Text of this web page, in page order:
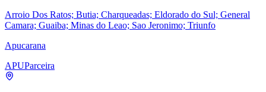
Arroio Dos Ratos; Butia; Charqueadas; Eldorado do Sul; General
Camara; Guaiba; Minas do Leao; Sao Jeronimo; Triunfo
Apucarana
APUParceira